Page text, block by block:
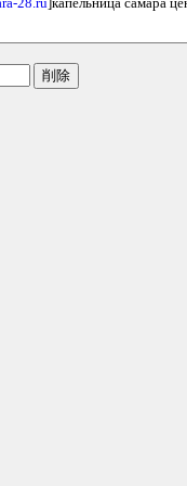
28.ru]капельница самара